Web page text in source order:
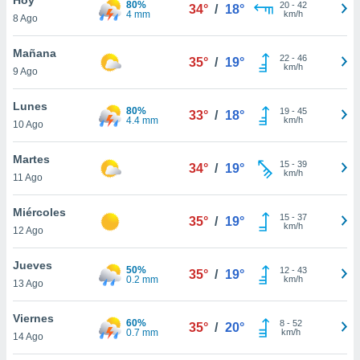
en
más
nuestra
de
cookies
aceptar
8 Ago
80%
4 mm
34° / 18° 20- 42
km/h
Mañana
9 Ago
35° / 19° 22- 46
km/h
Lunes
10 Ago
80%
4.4 mm
33° / 18° 19- 45
km/h
Martes
11 Ago
34° / 19° 15- 39
km/h
Miércoles
12 Ago
35° / 19° 15- 37
km/h
Jueves
13 Ago
50%
0.2 mm
35° / 19° 12- 43
km/h
Viernes
14 Ago
60%
0.7 mm
35° / 20° 8- 52
km/h